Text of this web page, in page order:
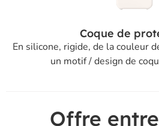
Coque de
En silicone, rigide, de la couleur
un motif / design de
Offre